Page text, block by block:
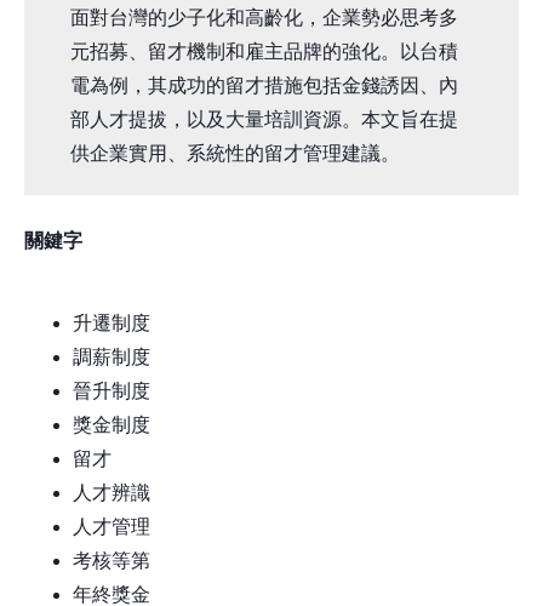
面對台灣的少子化和高齡化，企業勢必思考多
元招募、留才機制和雇主品牌的強化。以台積
電為例，其成功的留才措施包括金錢誘因、內
部人才提拔，以及大量培訓資源。本文旨在提
供企業實用、系統性的留才管理建議。
關鍵字
升遷制度
調薪制度
晉升制度
獎金制度
留才
人才辨識
人才管理
考核等第
年終獎金